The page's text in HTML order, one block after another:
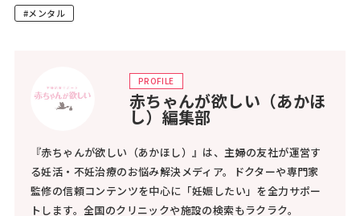
#メンタル
PROFILE
赤ちゃんが欲しい（あかほ
し）編集部
『赤ちゃんが欲しい（あかほし）』は、主婦の友社が運営す
る妊活・不妊治療のお悩み解決メディア。ドクターや専門家
監修の信頼コンテンツを中心に「妊娠したい」を全力サポー
トします。全国のクリニックや施設の検索もラクラク。